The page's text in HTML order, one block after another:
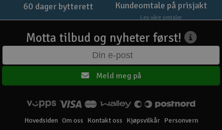
60 dager bytterett Kundeomtale på prisjakt
Les våre omtaler
Motta tilbud og nyheter først!
Meld meg på
Hovedsiden Om oss Kontakt oss Kjøpsvilkår Personvern